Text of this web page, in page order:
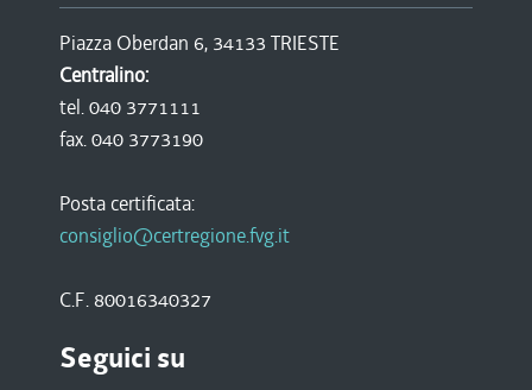
Piazza Oberdan 6, 34133 TRIESTE
Centralino:
tel. 040 3771111
fax. 040 3773190
Posta certificata:
consiglio@certregione.fvg.it
C.F. 80016340327
Seguici su